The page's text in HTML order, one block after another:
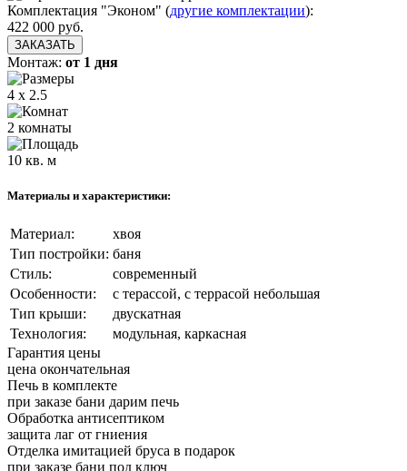
Комплектация "Эконом" (другие комплектации):
422 000 руб.
ЗАКАЗАТЬ
Монтаж: от 1 дня
4 x 2.5
2 комнаты
10 кв. м
Материалы и характеристики:
Материал:
хвоя
Тип постройки: баня
Стиль:
современный
Особенности:
с терассой, с террасой небольшая
Тип крыши:
двускатная
Технология:
модульная, каркасная
Гарантия цены
цена окончательная
Печь в комплекте
при заказе бани дарим печь
Обработка антисептиком
защита лаг от гниения
Отделка имитацией бруса в подарок
при заказе бани под ключ